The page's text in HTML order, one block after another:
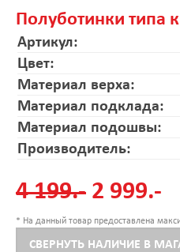
Полуботинки типа
Артикул:
Цвет:
Материал верха:
Материал подклада:
Материал подошвы:
Производитель:
4 199.- 2 999.-
* На данный товар предоставлена
СВЕРНУТЬ НАЛИЧИЕ В